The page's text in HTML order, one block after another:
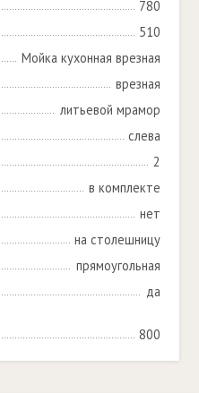
780
510
Мойка кухонная врезная
врезная
литьевой мрамор
слева
2
в комплекте
нет
на столешницу
прямоугольная
да
800